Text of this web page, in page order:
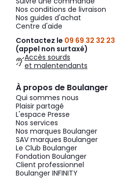
Nos conditions de livraison
Nos guides d'achat
Centre d'aide
Contactez le 09 69 32 32 23
(appel non surtaxé)
Accès sourds
et malentendants
À propos de Boulanger
Qui sommes nous
Plaisir partagé
L'espace Presse
Nos services
Nos marques Boulanger
SAV marques Boulanger
Le Club Boulanger
Fondation Boulanger
Client professionnel
Boulanger INFINITY